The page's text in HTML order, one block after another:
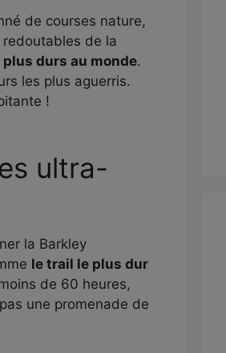
de courses nature,
de la
durs au monde.
les plus aguerris.
!
ultra-
la Barkley
le trail le plus dur
de 60 heures,
une promenade de